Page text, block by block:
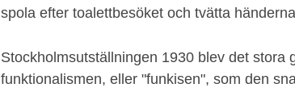
spola efter toalettbesöket och tvätta
Stockholmsutställningen 1930 blev det stora
funktionalismen, eller "funkisen", som den